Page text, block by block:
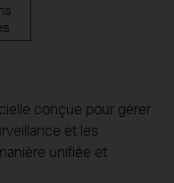
conçue pour gérer
et les
unifiée et